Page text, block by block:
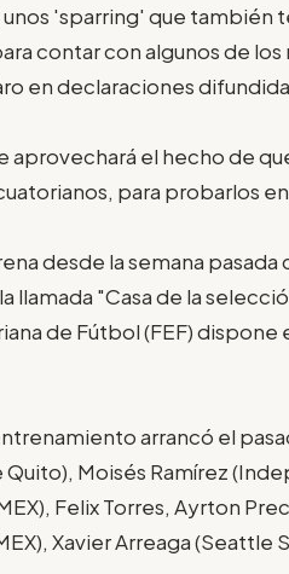
'sparring' que
contar con algunos de
en declaraciones
aprovechará el hecho de
para probarlos
desde la semana pasada
llamada "Casa de la
de Fútbol (FEF)
arrancó el
Quito), Moisés Ramírez
Felix Torres, Ayrton
Xavier Arreaga (Seattle